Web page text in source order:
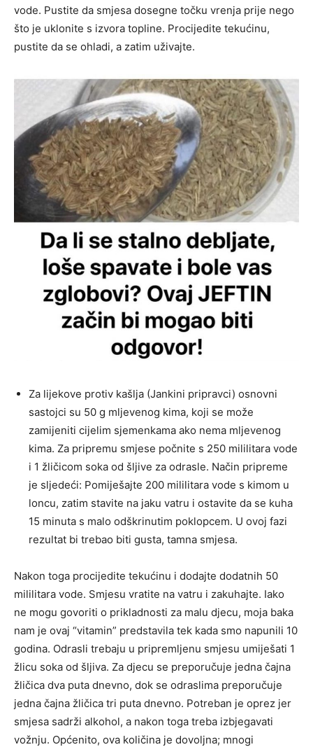
vode. Pustite da smjesa dosegne točku vrenja prije nego
što je uklonite s izvora topline. Procijedite tekućinu,
pustite da se ohladi, a zatim uživajte.
Za lijekove protiv kašlja (Jankini pripravci) osnovni
sastojci su 50 g mljevenog kima, koji se može
zamijeniti cijelim sjemenkama ako nema mljevenog
kima. Za pripremu smjese počnite s 250 mililitara vode
i 1 žličicom soka od šljive za odrasle. Način pripreme
je sljedeći: Pomiješajte 200 mililitara vode s kimom u
loncu, zatim stavite na jaku vatru i ostavite da se kuha
15 minuta s malo odškrinutim poklopcem. U ovoj fazi
rezultat bi trebao biti gusta, tamna smjesa.
Nakon toga procijedite tekućinu i dodajte dodatnih 50
mililitara vode. Smjesu vratite na vatru i zakuhajte. Iako
ne mogu govoriti o prikladnosti za malu djecu, moja baka
nam je ovaj “vitamin” predstavila tek kada smo napunili 10
godina. Odrasli trebaju u pripremljenu smjesu umiješati 1
žlicu soka od šljiva. Za djecu se preporučuje jedna čajna
žličica dva puta dnevno, dok se odraslima preporučuje
jedna čajna žličica tri puta dnevno. Potreban je oprez jer
smjesa sadrži alkohol, a nakon toga treba izbjegavati
vožnju. Općenito, ova količina je dovoljna; mnogi